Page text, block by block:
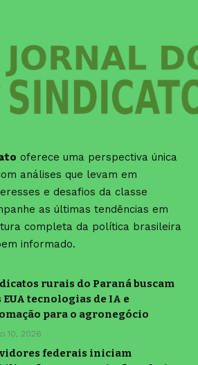
oferece uma perspectiva única
análises que levam em
e desafios da classe
as últimas tendências em
completa da política brasileira
informado.
rurais do Paraná buscam
EUA tecnologias de IA e
para o agronegócio
10, 2026
federais iniciam